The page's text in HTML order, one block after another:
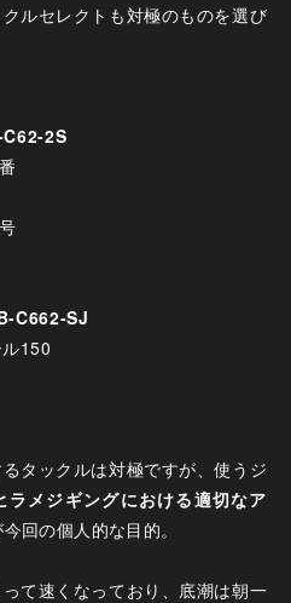
ルセレクトも対極のものを選び
2S
C662-SJ
150
タックルは対極ですが、使うジ
ラメジギングにおける適切なア
回の個人的な目的。
て速くなっており、底潮は朝一